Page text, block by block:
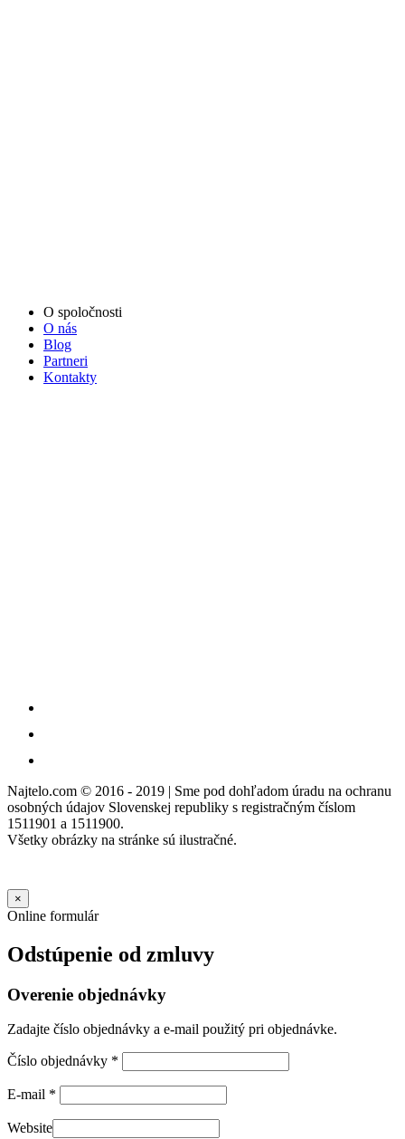
O spoločnosti
O nás
Blog
Partneri
Kontakty
Najtelo.com © 2016 - 2019 | Sme pod dohľadom úradu na ochranu
osobných údajov Slovenskej republiky s registračným číslom
1511901 a 1511900.
Všetky obrázky na stránke sú ilustračné.
×
Online formulár
Odstúpenie od zmluvy
Overenie objednávky
Zadajte číslo objednávky a e-mail použitý pri objednávke.
Číslo objednávky *
E-mail *
Website